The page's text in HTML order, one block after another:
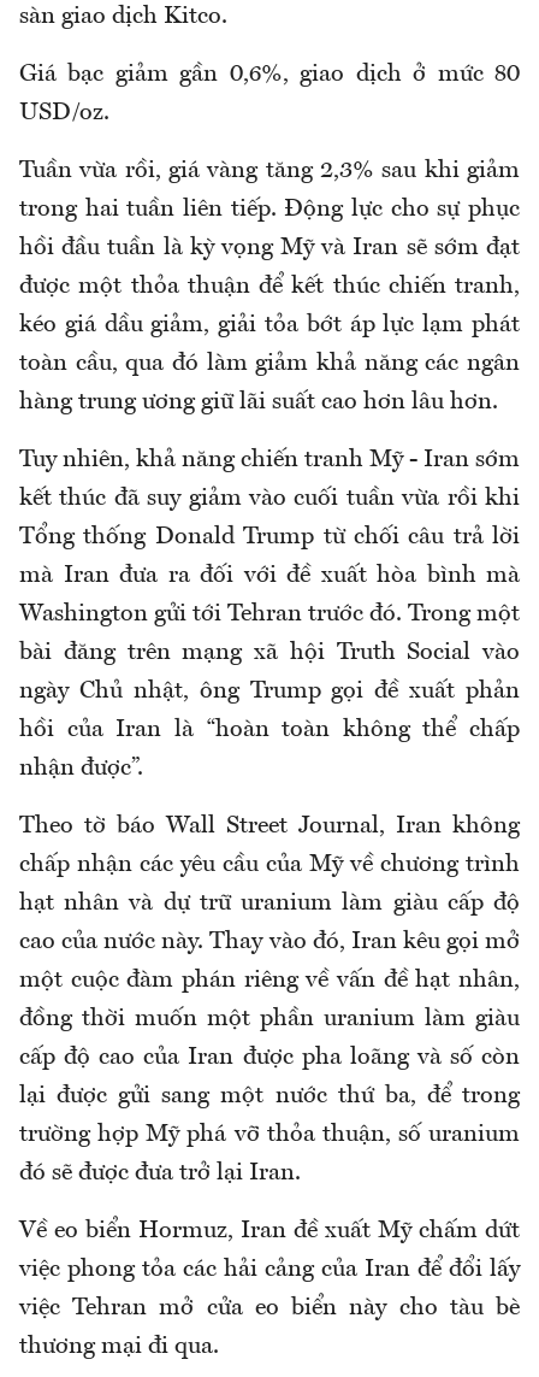
sàn giao dịch Kitco.
Giá bạc giảm gần 0,6%, giao dịch ở mức 80
USD/oz.
Tuần vừa rồi, giá vàng tăng 2,3% sau khi giảm
trong hai tuần liên tiếp. Động lực cho sự phục
hồi đầu tuần là kỳ vọng Mỹ và Iran sẽ sớm đạt
được một thỏa thuận để kết thúc chiến tranh,
kéo giá dầu giảm, giải tỏa bớt áp lực lạm phát
toàn cầu, qua đó làm giảm khả năng các ngân
hàng trung ương giữ lãi suất cao hơn lâu hơn.
Tuy nhiên, khả năng chiến tranh Mỹ - Iran sớm
kết thúc đã suy giảm vào cuối tuần vừa rồi khi
Tổng thống Donald Trump từ chối câu trả lời
mà Iran đưa ra đối với đề xuất hòa bình mà
Washington gửi tới Tehran trước đó. Trong một
bài đăng trên mạng xã hội Truth Social vào
ngày Chủ nhật, ông Trump gọi đề xuất phản
hồi của Iran là “hoàn toàn không thể chấp
nhận được”.
Theo tờ báo Wall Street Journal, Iran không
chấp nhận các yêu cầu của Mỹ về chương trình
hạt nhân và dự trữ uranium làm giàu cấp độ
cao của nước này. Thay vào đó, Iran kêu gọi mở
một cuộc đàm phán riêng về vấn đề hạt nhân,
đồng thời muốn một phần uranium làm giàu
cấp độ cao của Iran được pha loãng và số còn
lại được gửi sang một nước thứ ba, để trong
trường hợp Mỹ phá vỡ thỏa thuận, số uranium
đó sẽ được đưa trở lại Iran.
Về eo biển Hormuz, Iran đề xuất Mỹ chấm dứt
việc phong tỏa các hải cảng của Iran để đổi lấy
việc Tehran mở cửa eo biển này cho tàu bè
thương mại đi qua.